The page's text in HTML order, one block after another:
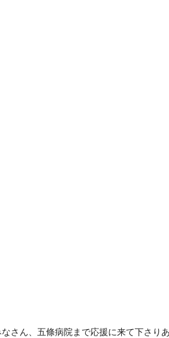
さん、五條病院まで応援に来て下さり